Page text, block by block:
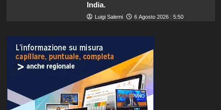
India.
Luigi Salemi 6 Agosto 2026 : 5:50